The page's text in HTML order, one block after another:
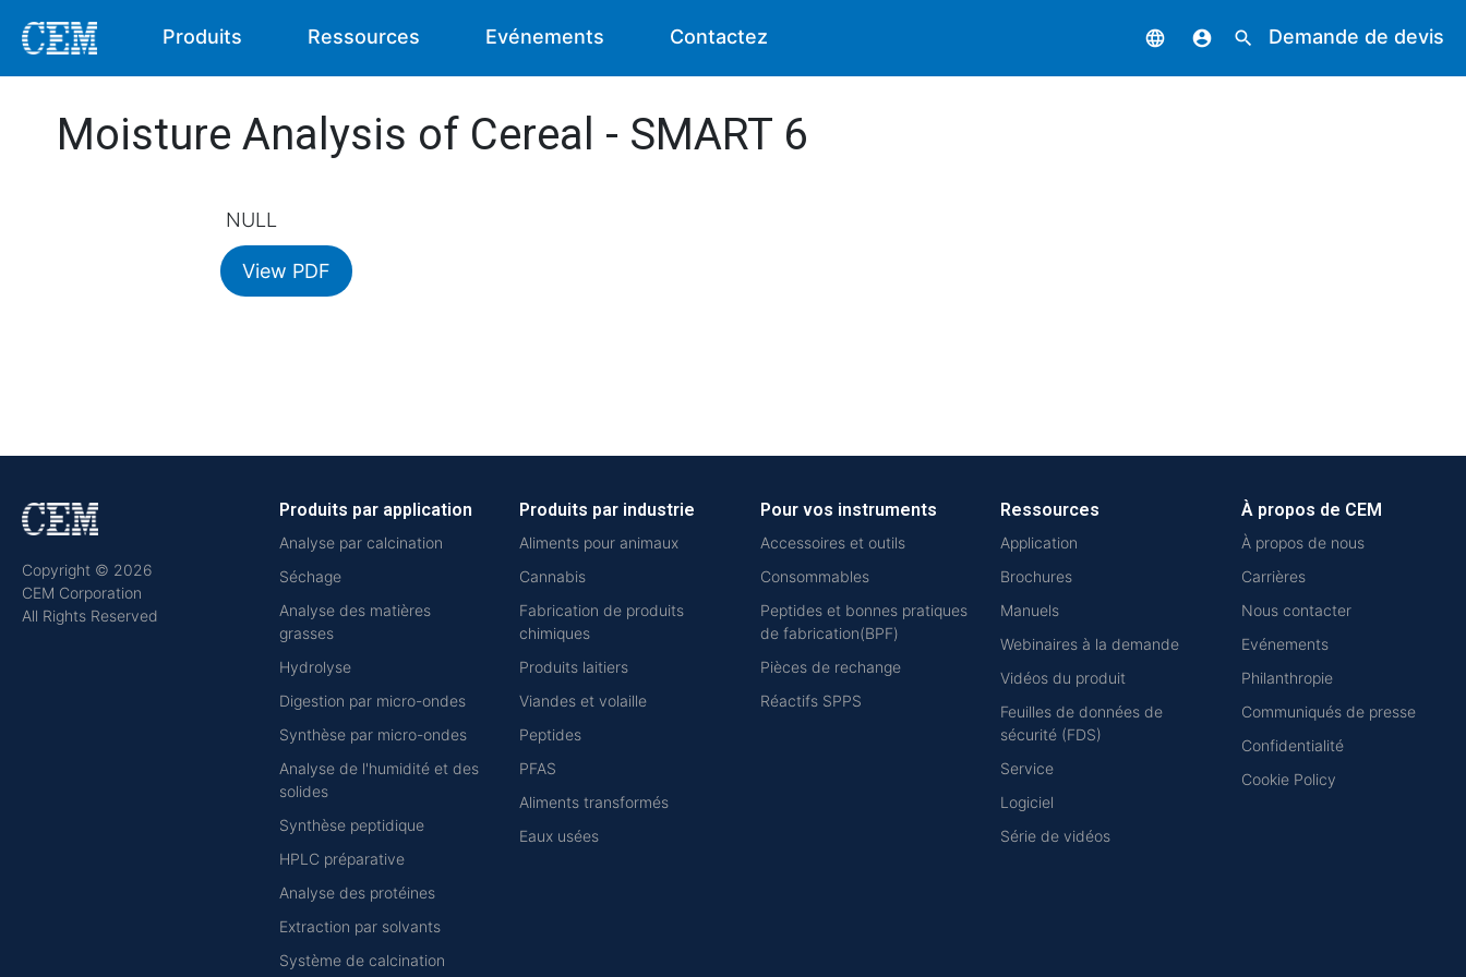
Produits Ressources Evénements Contactez language account_circle search Demande de devis
Moisture Analysis of Cereal - SMART 6
NULL
View PDF
Copyright © 2026
CEM Corporation
All Rights Reserved
Produits par application
Analyse par calcination
Séchage
Analyse des matières
grasses
Hydrolyse
Digestion par micro-ondes
Synthèse par micro-ondes
Analyse de l'humidité et des
solides
Synthèse peptidique
HPLC préparative
Analyse des protéines
Extraction par solvants
Système de calcination
Produits par industrie
Aliments pour animaux
Cannabis
Fabrication de produits
chimiques
Produits laitiers
Viandes et volaille
Peptides
PFAS
Aliments transformés
Eaux usées
Pour vos instruments
Accessoires et outils
Consommables
Peptides et bonnes pratiques
de fabrication(BPF)
Pièces de rechange
Réactifs SPPS
Ressources
Application
Brochures
Manuels
Webinaires à la demande
Vidéos du produit
Feuilles de données de
sécurité (FDS)
Service
Logiciel
Série de vidéos
À propos de CEM
À propos de nous
Carrières
Nous contacter
Evénements
Philanthropie
Communiqués de presse
Confidentialité
Cookie Policy